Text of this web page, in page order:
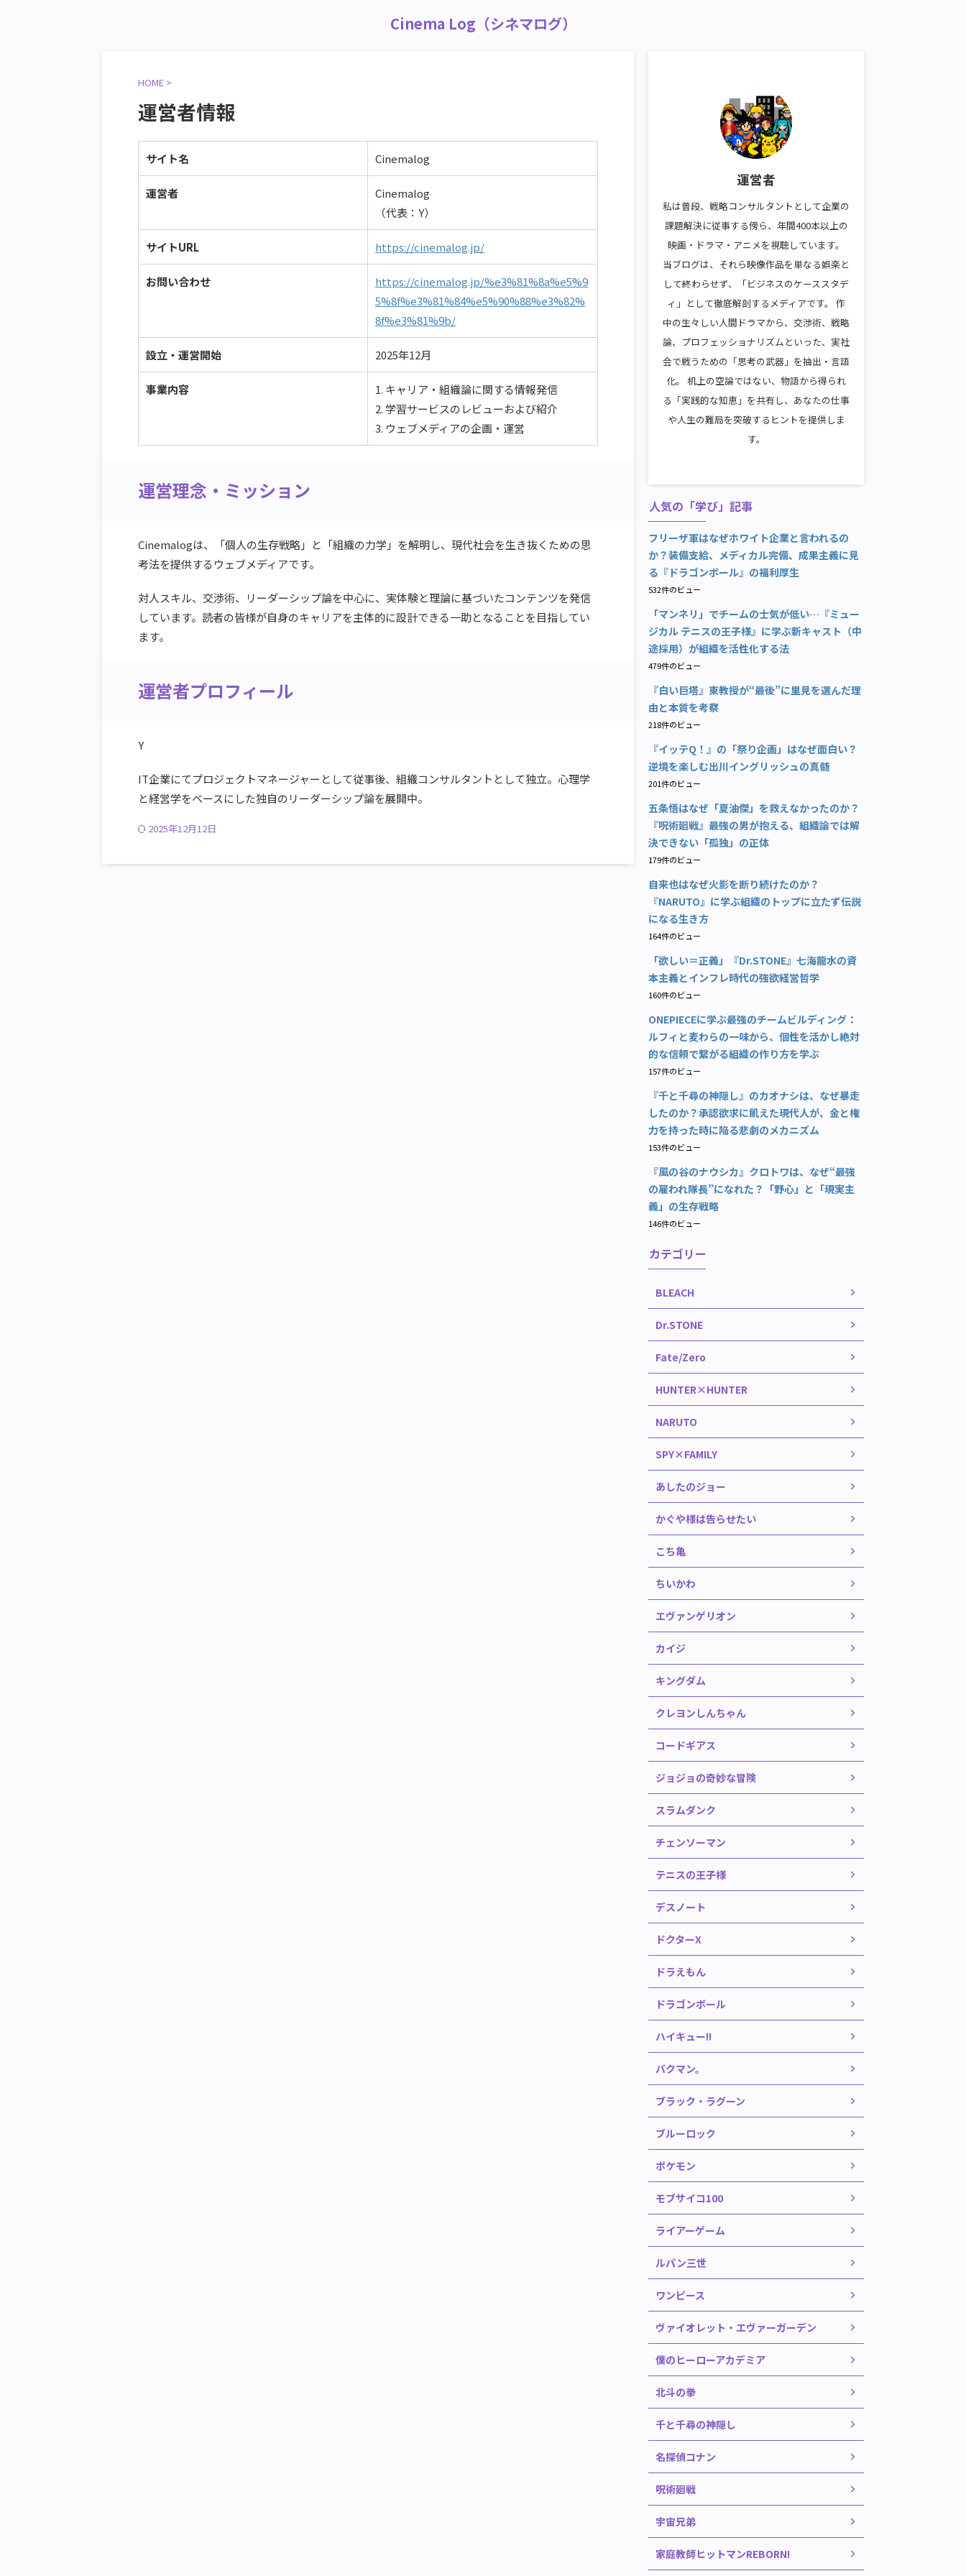
Cinema Log（シネマログ）
HOME >
運営者情報
サイト名 Cinemalog
運営者
Cinemalog
（代表：Y）
サイトURL https://cinemalog.jp/
お問い合わせ
https://cinemalog.jp/%e3%81%8a%e5%9
5%8f%e3%81%84%e5%90%88%e3%82%
8f%e3%81%9b/
設立・運営開始 2025年12月
事業内容
1. キャリア・組織論に関する情報発信
2. 学習サービスのレビューおよび紹介
3. ウェブメディアの企画・運営
運営理念・ミッション
Cinemalogは、「個人の生存戦略」と「組織の力学」を解明し、現代社会を生き抜くための思
考法を提供するウェブメディアです。
対人スキル、交渉術、リーダーシップ論を中心に、実体験と理論に基づいたコンテンツを発信
しています。読者の皆様が自身のキャリアを主体的に設計できる一助となることを目指してい
ます。
運営者プロフィール
Y
IT企業にてプロジェクトマネージャーとして従事後、組織コンサルタントとして独立。心理学
と経営学をベースにした独自のリーダーシップ論を展開中。
2025年12月12日
運営者
私は普段、戦略コンサルタントとして企業の
課題解決に従事する傍ら、年間400本以上の
映画・ドラマ・アニメを視聴しています。
当ブログは、それら映像作品を単なる娯楽と
して終わらせず、「ビジネスのケーススタデ
ィ」として徹底解剖するメディアです。 作
中の生々しい人間ドラマから、交渉術、戦略
論、プロフェッショナリズムといった、実社
会で戦うための「思考の武器」を抽出・言語
化。 机上の空論ではない、物語から得られ
る「実践的な知恵」を共有し、あなたの仕事
や人生の難局を突破するヒントを提供しま
す。
人気の「学び」記事
フリーザ軍はなぜホワイト企業と言われるの
か？装備支給、メディカル完備、成果主義に見
る『ドラゴンボール』の福利厚生
532件のビュー
「マンネリ」でチームの士気が低い…『ミュー
ジカル テニスの王子様』に学ぶ新キャスト（中
途採用）が組織を活性化する法
479件のビュー
『白い巨塔』東教授が“最後”に里見を選んだ理
由と本質を考察
218件のビュー
『イッテQ！』の「祭り企画」はなぜ面白い？
逆境を楽しむ出川イングリッシュの真髄
201件のビュー
五条悟はなぜ「夏油傑」を救えなかったのか？
『呪術廻戦』最強の男が抱える、組織論では解
決できない「孤独」の正体
179件のビュー
自来也はなぜ火影を断り続けたのか？
『NARUTO』に学ぶ組織のトップに立たず伝説
になる生き方
164件のビュー
「欲しい＝正義」『Dr.STONE』七海龍水の資
本主義とインフレ時代の強欲経営哲学
160件のビュー
ONEPIECEに学ぶ最強のチームビルディング：
ルフィと麦わらの一味から、個性を活かし絶対
的な信頼で繋がる組織の作り方を学ぶ
157件のビュー
『千と千尋の神隠し』のカオナシは、なぜ暴走
したのか？承認欲求に飢えた現代人が、金と権
力を持った時に陥る悲劇のメカニズム
153件のビュー
『風の谷のナウシカ』クロトワは、なぜ“最強
の雇われ隊長”になれた？「野心」と「現実主
義」の生存戦略
146件のビュー
カテゴリー
BLEACH
Dr.STONE
Fate/Zero
HUNTER×HUNTER
NARUTO
SPY×FAMILY
あしたのジョー
かぐや様は告らせたい
こち亀
ちいかわ
エヴァンゲリオン
カイジ
キングダム
クレヨンしんちゃん
コードギアス
ジョジョの奇妙な冒険
スラムダンク
チェンソーマン
テニスの王子様
デスノート
ドクターX
ドラえもん
ドラゴンボール
ハイキュー!!
バクマン。
ブラック・ラグーン
ブルーロック
ポケモン
モブサイコ100
ライアーゲーム
ルパン三世
ワンピース
ヴァイオレット・エヴァーガーデン
僕のヒーローアカデミア
北斗の拳
千と千尋の神隠し
名探偵コナン
呪術廻戦
宇宙兄弟
家庭教師ヒットマンREBORN!